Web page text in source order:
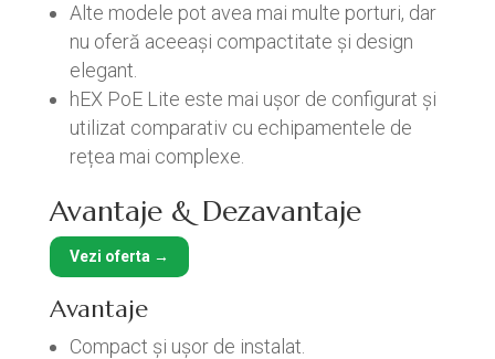
Alte modele pot avea mai multe porturi, dar
nu oferă aceeași compactitate și design
elegant.
hEX PoE Lite este mai ușor de configurat și
utilizat comparativ cu echipamentele de
rețea mai complexe.
Avantaje & Dezavantaje
Vezi oferta →
Avantaje
Compact și ușor de instalat.